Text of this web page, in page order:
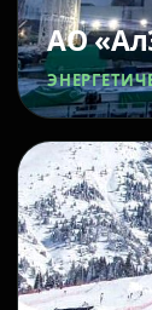
АО